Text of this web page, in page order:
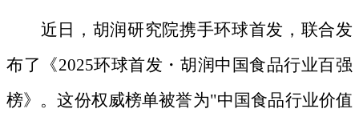
近日，胡润研究院携手环球首发，联合发
布了《2025环球首发・胡润中国食品行业百强
榜》。这份权威榜单被誉为"中国食品行业价值